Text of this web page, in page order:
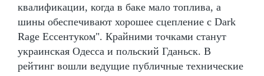
квалификации, когда в баке мало топлива, а
шины обеспечивают хорошее сцепление с Dark
Rage Ессентуком". Крайними точками станут
украинская Одесса и польский Гданьск. В
рейтинг вошли ведущие публичные технические